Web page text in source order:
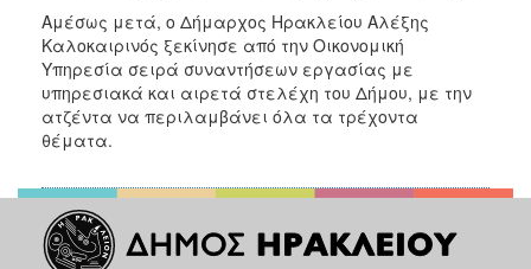
ΑΝΘΕΚΤΙΚΗ
ΠΟΛΗ
Αμέσως μετά, ο Δήμαρχος Ηρακλείου Αλέξης
Καλοκαιρινός ξεκίνησε από την Οικονομική
Υπηρεσία σειρά συναντήσεων εργασίας με
υπηρεσιακά και αιρετά στελέχη του Δήμου, με την
ατζέντα να περιλαμβάνει όλα τα τρέχοντα
θέματα.